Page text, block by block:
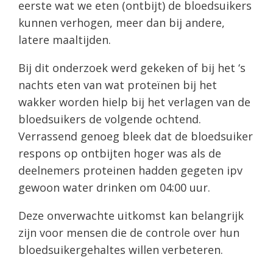
eerste wat we eten (ontbijt) de bloedsuikers
kunnen verhogen, meer dan bij andere,
latere maaltijden.
Bij dit onderzoek werd gekeken of bij het ‘s
nachts eten van wat proteïnen bij het
wakker worden hielp bij het verlagen van de
bloedsuikers de volgende ochtend.
Verrassend genoeg bleek dat de bloedsuiker
respons op ontbijten hoger was als de
deelnemers proteinen hadden gegeten ipv
gewoon water drinken om 04:00 uur.
Deze onverwachte uitkomst kan belangrijk
zijn voor mensen die de controle over hun
bloedsuikergehaltes willen verbeteren.